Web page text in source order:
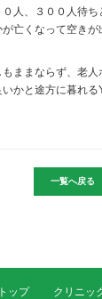
人、３００人待
亡くなって空き
ままならず、老人
かと途方に暮れる
一覧へ戻る
トップ クリニッ